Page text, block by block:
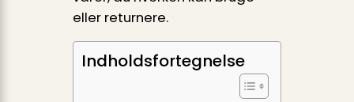
eller returnere.
Indholdsfortegnelse